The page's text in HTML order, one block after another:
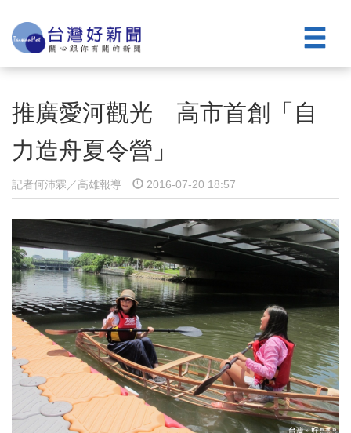
推廣愛河觀光 高市首創「自
力造舟夏令營」
記者何沛霖／高雄報導 2016-07-20 18:57